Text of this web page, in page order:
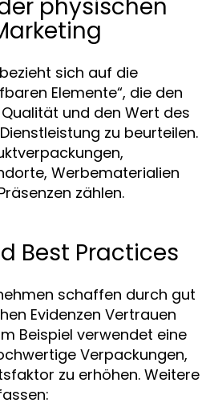
physischen
sich auf die
Elemente“, die den
und den Wert des
zu beurteilen.
Werbematerialien
zählen.
Best Practices
schaffen durch gut
Evidenzen Vertrauen
Beispiel verwendet eine
Verpackungen,
zu erhöhen. Weitere